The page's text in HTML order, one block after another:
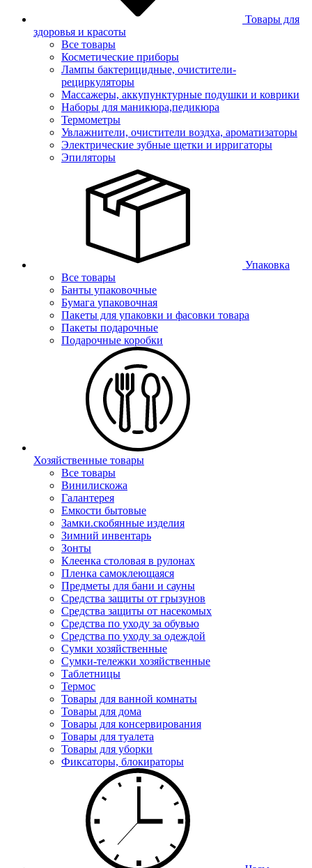
Товары для
здоровья и красоты
Все товары
Косметические приборы
Лампы бактерицидные, очистители-
рециркуляторы
Массажеры, аккупунктурные подушки и коврики
Наборы для маникюра,педикюра
Термометры
Увлажнители, очистители воздха, ароматизаторы
Электрические зубные щетки и ирригаторы
Эпиляторы
Упаковка
Все товары
Банты упаковочные
Бумага упаковочная
Пакеты для упаковки и фасовки товара
Пакеты подарочные
Подарочные коробки
Хозяйственные товары
Все товары
Винилискожа
Галантерея
Емкости бытовые
Замки.скобянные изделия
Зимний инвентарь
Зонты
Клеенка столовая в рулонах
Пленка самоклеющаяся
Предметы для бани и сауны
Средства защиты от грызунов
Средства защиты от насекомых
Средства по уходу за обувью
Средства по уходу за одеждой
Сумки хозяйственные
Сумки-тележки хозяйственные
Таблетницы
Термос
Товары для ванной комнаты
Товары для дома
Товары для консервирования
Товары для туалета
Товары для уборки
Фиксаторы, блокираторы